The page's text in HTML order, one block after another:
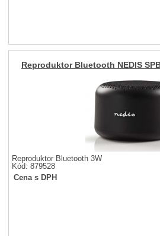
Reproduktor Bluetooth NEDIS
Reproduktor Bluetooth 3W
Kód: 879528
Cena s DPH